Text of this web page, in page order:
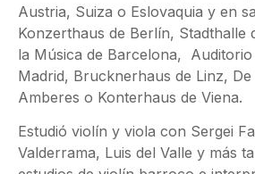
Austria, Suiza o Eslovaquia y en
Konzerthaus de Berlín, Stadthalle
la Música de Barcelona, Auditorio
Madrid, Brucknerhaus de Linz, De
Amberes o Konterhaus de Viena.
Estudió violín y viola con Sergei
Valderrama, Luis del Valle y más